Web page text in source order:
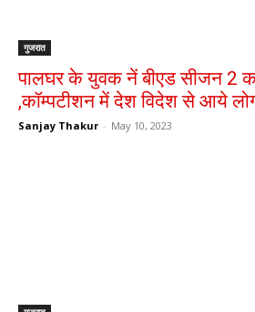
गुजरात
पालघर के युवक नें बीएड सीजन 2 का
,कॉम्पटीशन में देश विदेश से आये
Sanjay Thakur - May 10, 2023